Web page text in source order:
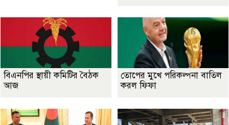
বিএনপির স্থায়ী কমিটির বৈঠক
আজ
তোপের মুখে পরিকল্পনা বাতিল
করল ফিফা